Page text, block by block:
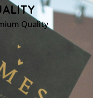
Quality